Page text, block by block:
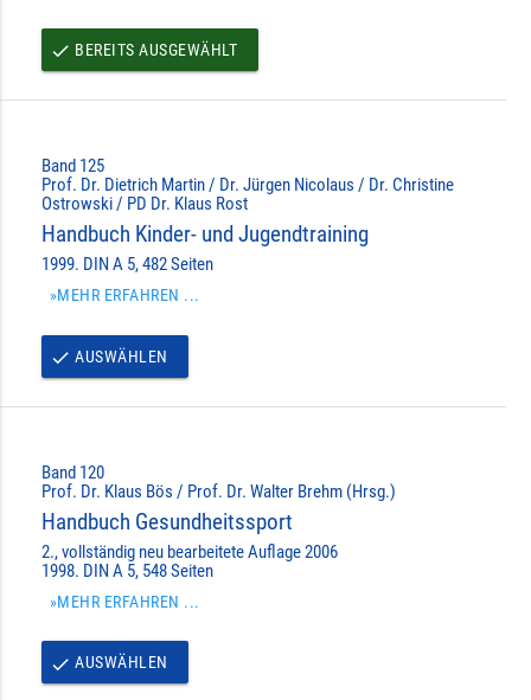
done BEREITS AUSGEWÄHLT
Band 125
Prof. Dr. Dietrich Martin / Dr. Jürgen Nicolaus / Dr. Christine
Ostrowski / PD Dr. Klaus Rost
Handbuch Kinder- und Jugendtraining
1999. DIN A 5, 482 Seiten
»MEHR ERFAHREN ...
done AUSWÄHLEN
Band 120
Prof. Dr. Klaus Bös / Prof. Dr. Walter Brehm (Hrsg.)
Handbuch Gesundheitssport
2., vollständig neu bearbeitete Auflage 2006
1998. DIN A 5, 548 Seiten
»MEHR ERFAHREN ...
done AUSWÄHLEN